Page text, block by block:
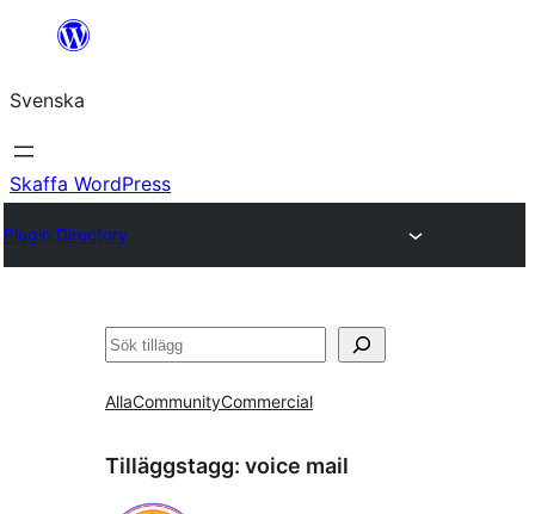
Hoppa
innehåll
Svenska
Skaffa WordPress
Plugin Directory
Sök
AllaCommunityCommercial
Tilläggstagg: voice mail